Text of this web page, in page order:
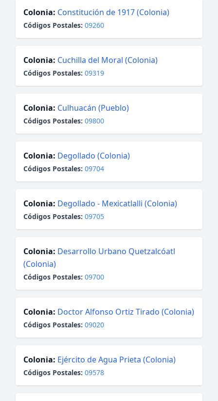
Colonia: Constitución de 1917 (Colonia)
Códigos Postales: 09260
Colonia: Cuchilla del Moral (Colonia)
Códigos Postales: 09319
Colonia: Culhuacán (Pueblo)
Códigos Postales: 09800
Colonia: Degollado (Colonia)
Códigos Postales: 09704
Colonia: Degollado - Mexicatlalli (Colonia)
Códigos Postales: 09705
Colonia: Desarrollo Urbano Quetzalcóatl
(Colonia)
Códigos Postales: 09700
Colonia: Doctor Alfonso Ortiz Tirado (Colonia)
Códigos Postales: 09020
Colonia: Ejército de Agua Prieta (Colonia)
Códigos Postales: 09578